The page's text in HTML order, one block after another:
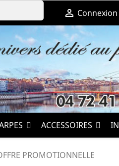
 Connexion
ACCESSOIRES
PROMOTIONNELLE